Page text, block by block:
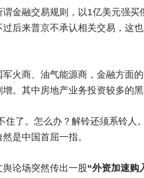
金融交易规则，以1亿美元强
后来普京不承认相关交易，这
火商、油气能源商，金融方面
。其中房地产业务投资较多的黑
住了。怎么办？解铃还须系铃人
是中国首屈一指。
论场突然传出一股“外资加速购